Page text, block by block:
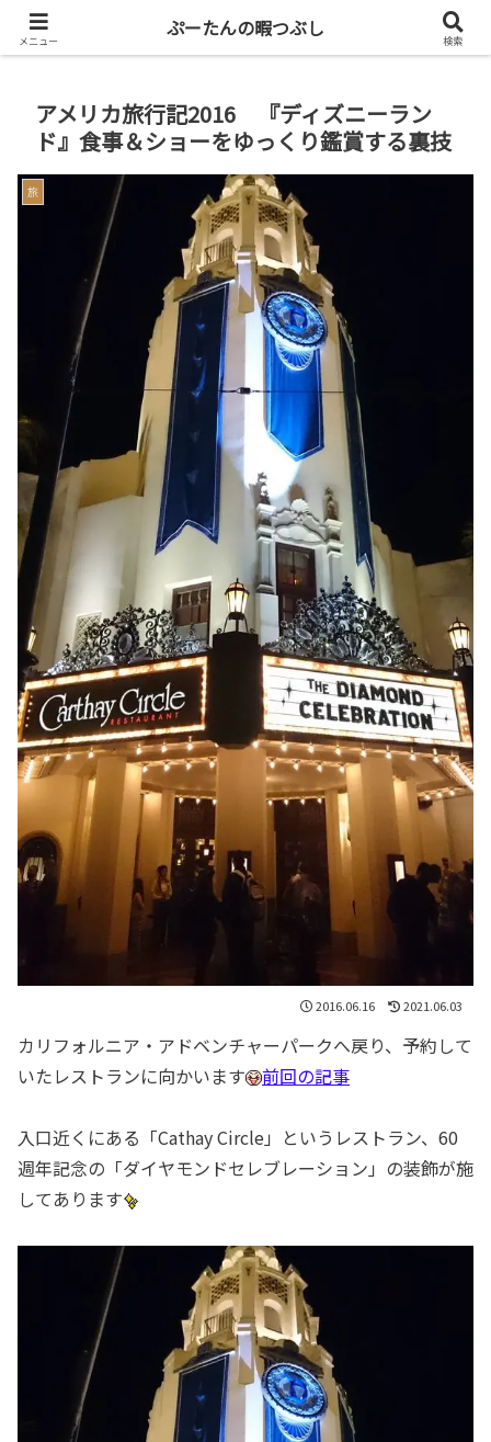
共働き二人暮らしを楽しもう
アメリカ旅行記2016 『ディズニーラン
ド』食事＆ショーをゆっくり鑑賞する裏技
旅
2016.06.16 2021.06.03
カリフォルニア・アドベンチャーパークへ戻り、予約して
いたレストランに向かいます
前回の記事
入口近くにある「Cathay Circle」というレストラン、60
週年記念の「ダイヤモンドセレブレーション」の装飾が施
してあります
メニュー
ぷーたんの暇つぶし
検索